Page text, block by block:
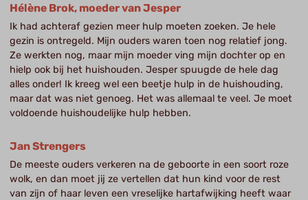
Hélène Brok, moeder van Jesper
Ik had achteraf gezien meer hulp moeten zoeken. Je hele
gezin is ontregeld. Mijn ouders waren toen nog relatief jong.
Ze werkten nog, maar mijn moeder ving mijn dochter op en
hielp ook bij het huishouden. Jesper spuugde de hele dag
alles onder! Ik kreeg wel een beetje hulp in de huishouding,
maar dat was niet genoeg. Het was allemaal te veel. Je moet
voldoende huishoudelijke hulp hebben.
Jan Strengers
De meeste ouders verkeren na de geboorte in een soort roze
wolk, en dan moet jij ze vertellen dat hun kind voor de rest
van zijn of haar leven een vreselijke hartafwijking heeft waar